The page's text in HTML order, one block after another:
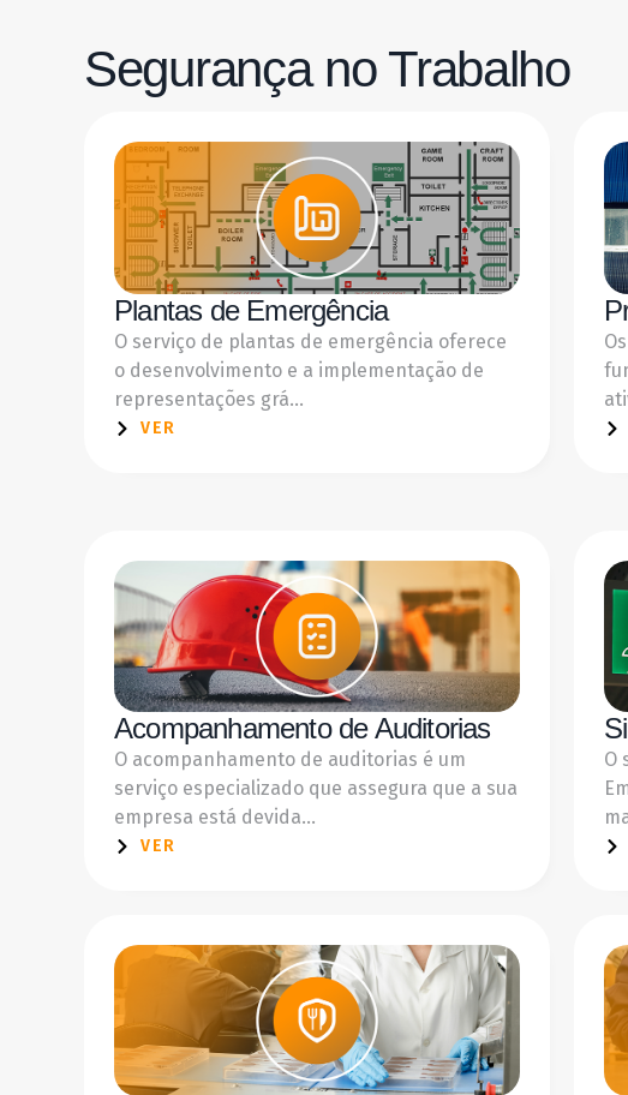
Segurança no Trabalho
Plantas de Emergência
O serviço de plantas de emergência oferece
o desenvolvimento e a implementação de
representações grá...
VER
Acompanhamento de Auditorias
O acompanhamento de auditorias é um
serviço especializado que assegura que a sua
empresa está devida...
VER
O